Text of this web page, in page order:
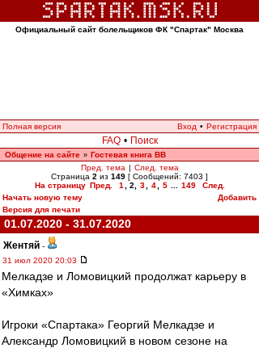
Официальный сайт болельщиков ФК "Спартак" Москва
Полная версия Вход • Регистрация
FAQ • Поиск
Общение на сайте » Гостевая книга ВВ
Пред. тема | След. тема
Страница 2 из 149 [ Сообщений: 7403 ]
На страницу Пред. 1 2 3 4 5 149
След.
Начать новую тему
Добавить
Версия для печати
01.07.2020 - 31.07.2020
Жентяй -
31 июл 2020 20:03
Мелкадзе и Ломовицкий продолжат карьеру в
«Химках»
Игроки «Спартака» Георгий Мелкадзе и
Александр Ломовицкий в новом сезоне на